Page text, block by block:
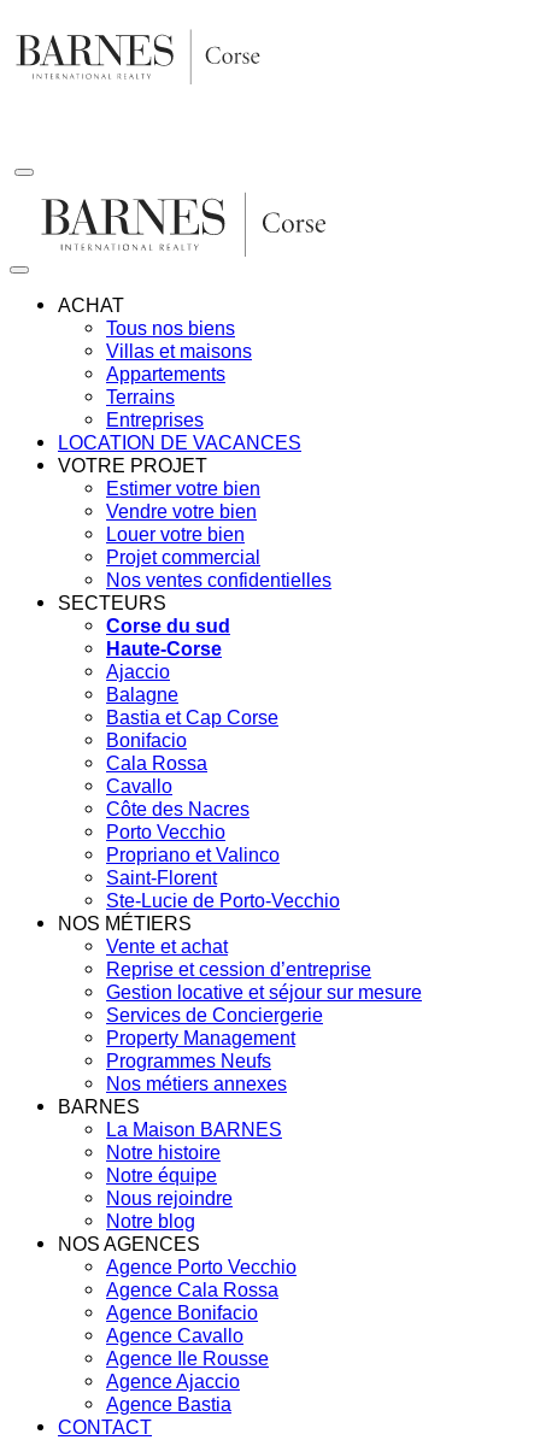
au
contenu
ACHAT
Tous nos biens
Villas et maisons
Appartements
Terrains
Entreprises
LOCATION DE VACANCES
VOTRE PROJET
Estimer votre bien
Vendre votre bien
Louer votre bien
Projet commercial
Nos ventes confidentielles
SECTEURS
Corse du sud
Haute-Corse
Ajaccio
Balagne
Bastia et Cap Corse
Bonifacio
Cala Rossa
Cavallo
Côte des Nacres
Porto Vecchio
Propriano et Valinco
Saint-Florent
Ste-Lucie de Porto-Vecchio
NOS MÉTIERS
Vente et achat
Reprise et cession d’entreprise
Gestion locative et séjour sur mesure
Services de Conciergerie
Property Management
Programmes Neufs
Nos métiers annexes
BARNES
La Maison BARNES
Notre histoire
Notre équipe
Nous rejoindre
Notre blog
NOS AGENCES
Agence Porto Vecchio
Agence Cala Rossa
Agence Bonifacio
Agence Cavallo
Agence Ile Rousse
Agence Ajaccio
Agence Bastia
CONTACT